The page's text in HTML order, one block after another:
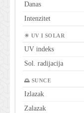
Danas
Intenzitet
☀ UV I SOLAR
UV indeks
Sol. radijacija
🌅 SUNCE
Izlazak
Zalazak